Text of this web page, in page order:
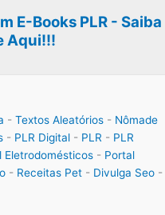
E-Books PLR - Saiba
Aqui!!!
- Textos Aleatórios - Nômade
- PLR Digital - PLR - PLR
Eletrodomésticos - Portal
- Receitas Pet - Divulga Seo -